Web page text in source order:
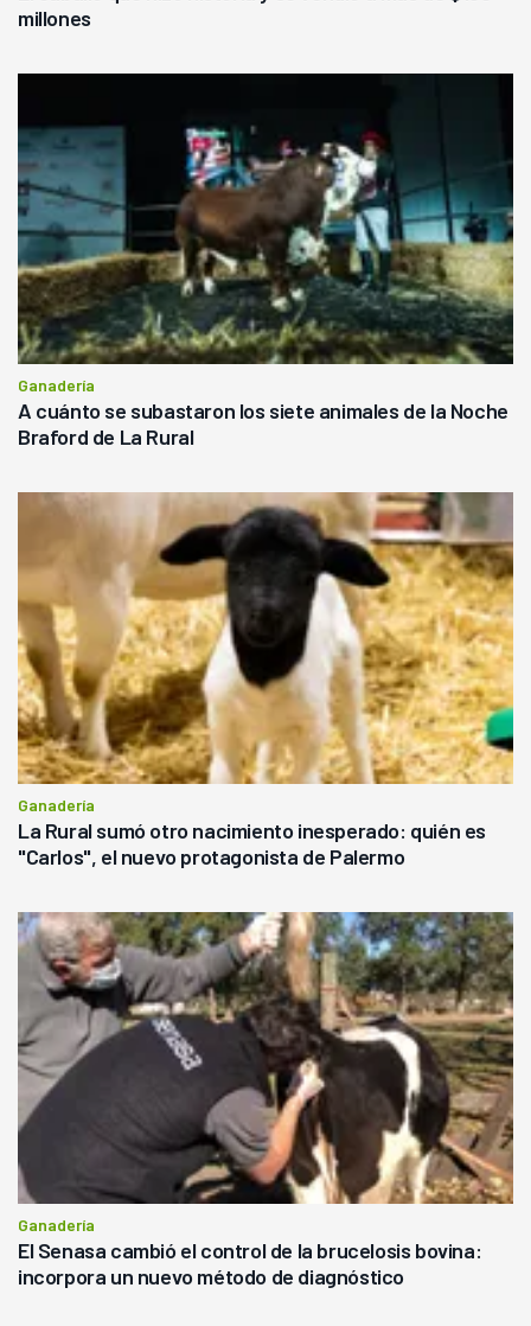
millones
Ganadería
A cuánto se subastaron los siete animales de la Noche
Braford de La Rural
Ganadería
La Rural sumó otro nacimiento inesperado: quién es
"Carlos", el nuevo protagonista de Palermo
Ganadería
El Senasa cambió el control de la brucelosis bovina:
incorpora un nuevo método de diagnóstico